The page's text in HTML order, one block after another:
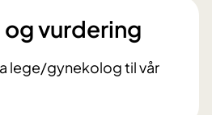
og vurdering
lege/gynekolog til vår